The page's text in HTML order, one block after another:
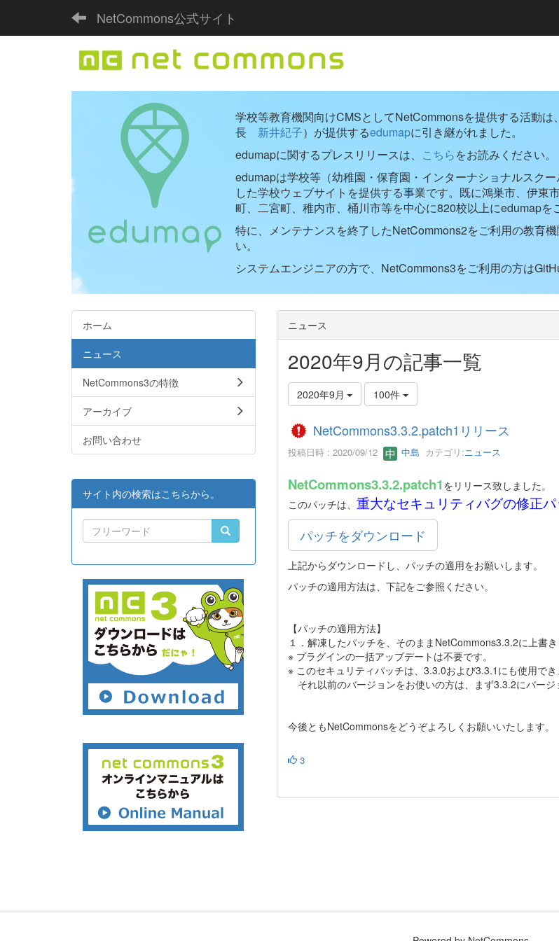
NetCommons公式サイト
学校等教育機関向けCMSとしてNetCommonsを提供する活動は、
長 新井紀子）が提供するedumapに引き継がれました。
edumapに関するプレスリリースは、 こちらをお読みください。
edumapは学校等（幼稚園・保育園・インターナショナルスク
した学校ウェブサイトを提供する事業です。既に鴻巣市、伊
町、二宮町、稚内市、桶川市等を中心に820校以上にedumapを
特に、メンテナンスを終了したNetCommons2をご利用の教育
い。
システムエンジニアの方で、NetCommons3をご利用の方は
ニュース
2020年9月の記事一覧
2020年9月 100件
NetCommons3.3.2.patch1リリース
投稿日時 : 2020/09/12 中島 カテゴリ:ニュース
NetCommons3.3.2.patch1 をリリース致しました。
このパッチは、 重大なセキュリティバグの修正
パッチをダウンロード
上記からダウンロードし、パッチの適用をお願いします。
パッチの適用方法は、下記をご参照ください。
【パッチの適用方法】
１．解凍したパッチを、そのままNetCommons3.3.2に上書き
※ プラグインの一括アップデートは不要です。
※ このセキュリティパッチは、3.3.0および3.3.1にも使用でき
それ以前のバージョンをお使いの方は、まず3.3.2にバージ
今後ともNetCommonsをどうぞよろしくお願いいたします。
3
ホーム
ニュース
NetCommons3の特徴
アーカイブ
お問い合わせ
サイト内の検索はこちらから。